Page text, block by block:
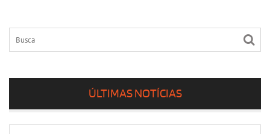
ÚLTIMAS NOTÍCIAS